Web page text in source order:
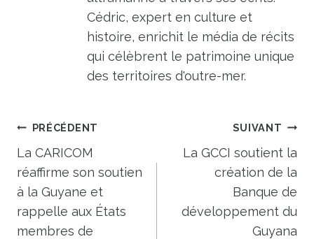
Cédric, expert en culture et
histoire, enrichit le média de récits
qui célèbrent le patrimoine unique
des territoires d'outre-mer.
Navigation
de
l’article
PRÉCÉDENT
La CARICOM
réaffirme son soutien
à la Guyane et
rappelle aux États
membres de
SUIVANT
La GCCI soutient la
création de la
Banque de
développement du
Guyana